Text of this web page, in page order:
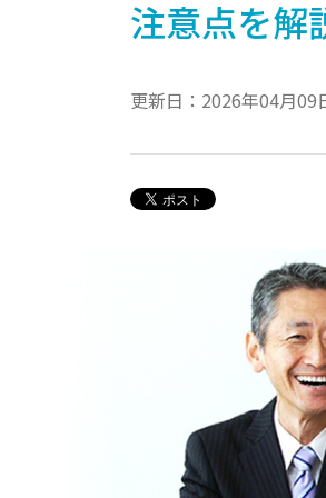
注意点を解
更新日：2026年04月09